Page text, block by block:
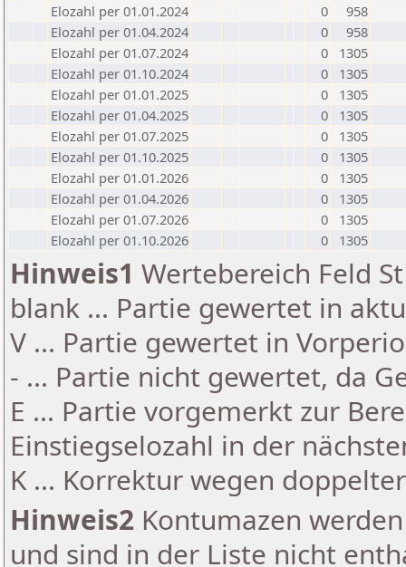
Elozahl per 01.01.2024
0
958
Elozahl per 01.04.2024
0
958
Elozahl per 01.07.2024
0
1305
Elozahl per 01.10.2024
0
1305
Elozahl per 01.01.2025
0
1305
Elozahl per 01.04.2025
0
1305
Elozahl per 01.07.2025
0
1305
Elozahl per 01.10.2025
0
1305
Elozahl per 01.01.2026
0
1305
Elozahl per 01.04.2026
0
1305
Elozahl per 01.07.2026
0
1305
Elozahl per 01.10.2026
0 1305
Hinweis1 Wertebereich Feld
blank ... Partie gewertet in
V ... Partie gewertet in
- ... Partie nicht gewertet, da
E ... Partie vorgemerkt zur
Einstiegselozahl in der
K ... Korrektur wegen
Hinweis2 Kontumazen
und sind in der Liste nicht